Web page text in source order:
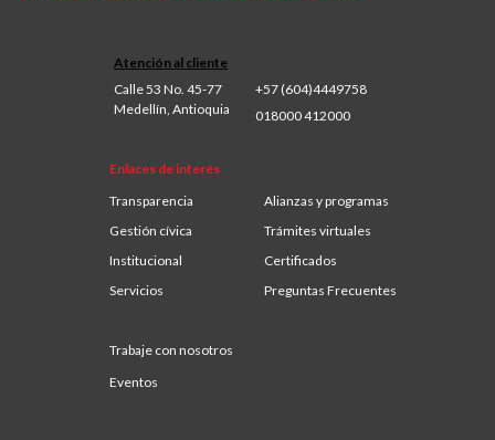
Atención al cliente
Calle 53 No. 45-77
Medellín, Antioquia
+57 (604)4449758
018000 412000
Enlaces de interés
Transparencia
Alianzas y programas
Gestión cívica
Trámites virtuales
Institucional
Certificados
Servicios
Preguntas Frecuentes
Trabaje con nosotros
Eventos